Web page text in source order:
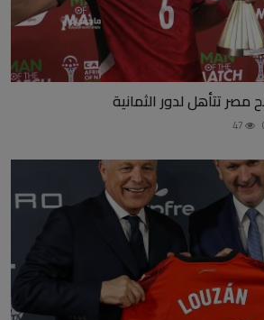
مصر تتأهل لدور الثمانية